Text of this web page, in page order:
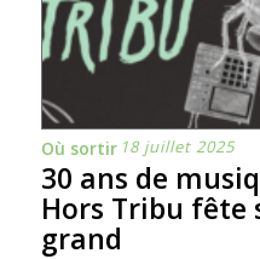
Où sortir 18 juillet 2025
30 ans de
Hors Tribu fête
grand